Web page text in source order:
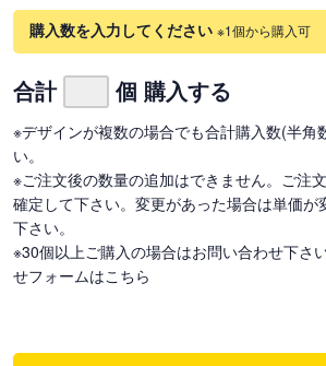
購入数を入力してください ※1個から購入可
合計 個 購入する
※デザインが複数の場合でも合計購入数(半角
い。
※ご注文後の数量の追加はできません。ご注
確定して下さい。変更があった場合は単価が
下さい。
※30個以上ご購入の場合はお問い合わせ下さい
せフォームはこちら